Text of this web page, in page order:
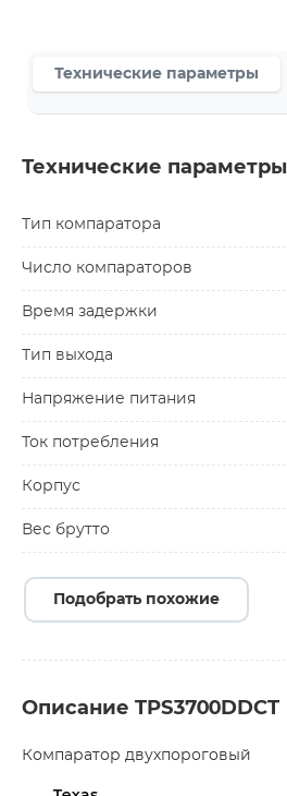
Технические параметры
Технические параметры
Тип компаратора
Число компараторов
Время задержки
Тип выхода
Напряжение питания
Ток потребления
Корпус
Вес брутто
Подобрать похожие
Описание TPS3700DDCT
Компаратор двухпороговый